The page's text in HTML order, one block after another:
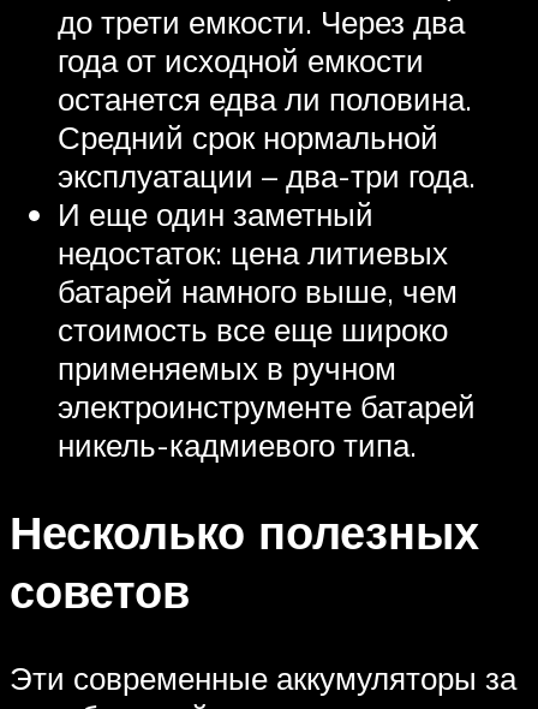
до трети емкости. Через два
года от исходной емкости
останется едва ли половина.
Средний срок нормальной
эксплуатации – два-три года.
И еще один заметный
недостаток: цена литиевых
батарей намного выше, чем
стоимость все еще широко
применяемых в ручном
электроинструменте батарей
никель-кадмиевого типа.
Несколько полезных
советов
Эти современные аккумуляторы за